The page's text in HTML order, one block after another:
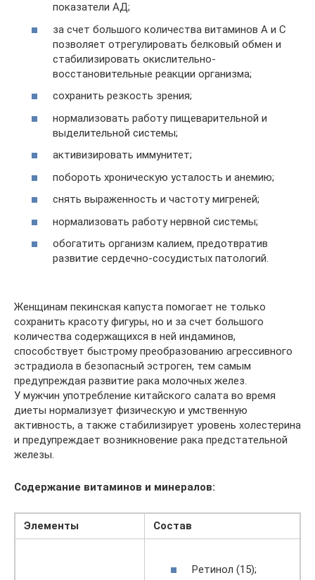
показатели АД;
за счет большого количества витаминов А и С
позволяет отрегулировать белковый обмен и
стабилизировать окислительно-
восстановительные реакции организма;
сохранить резкость зрения;
нормализовать работу пищеварительной и
выделительной системы;
активизировать иммунитет;
побороть хроническую усталость и анемию;
снять выраженность и частоту мигреней;
нормализовать работу нервной системы;
обогатить организм калием, предотвратив
развитие сердечно-сосудистых патологий.
Женщинам пекинская капуста помогает не только
сохранить красоту фигуры, но и за счет большого
количества содержащихся в ней индаминов,
способствует быстрому преобразованию агрессивного
эстрадиола в безопасный эстроген, тем самым
предупреждая развитие рака молочных желез.
У мужчин употребление китайского салата во время
диеты нормализует физическую и умственную
активность, а также стабилизирует уровень холестерина
и предупреждает возникновение рака предстательной
железы.
Содержание витаминов и минералов:
Элементы Состав
Ретинол (15);